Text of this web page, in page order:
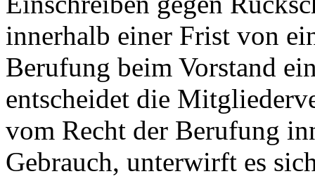
innerhalb einer Frist von
Berufung beim Vorstand
entscheidet die
vom Recht der Berufung
Gebrauch, unterwirft es